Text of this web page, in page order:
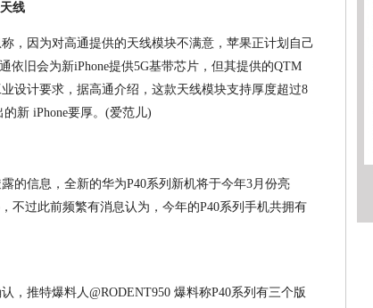
线
，因为对高通提供的天线模块不满意，苹果正计划自己
依旧会为新iPhone提供5G基带芯片，但其提供的QTM
设计要求，据高通介绍，这款天线模块支持厚度超过8
新 iPhone要厚。(爱范儿)
的信息，全新的华为P40系列新机将于今年3月份亮
不过此前频繁有消息认为，今年的P40系列手机共拥有
，推特爆料人@RODENT950 爆料称P40系列有三个版